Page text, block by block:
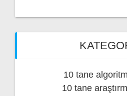
10 tane
10 tane